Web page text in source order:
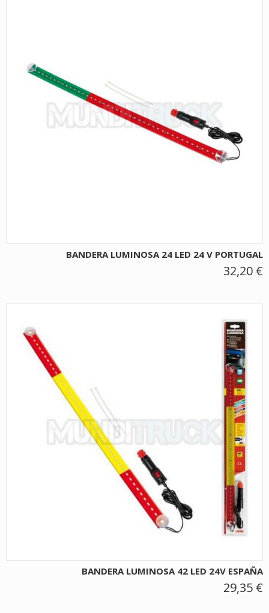
BANDERA LUMINOSA 24 LED 24 V PORTUGAL
32,20 €
BANDERA LUMINOSA 42 LED 24V ESPAÑA
29,35 €